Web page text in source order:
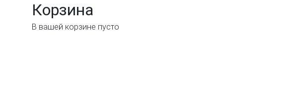
Корзина
В вашей корзине пусто